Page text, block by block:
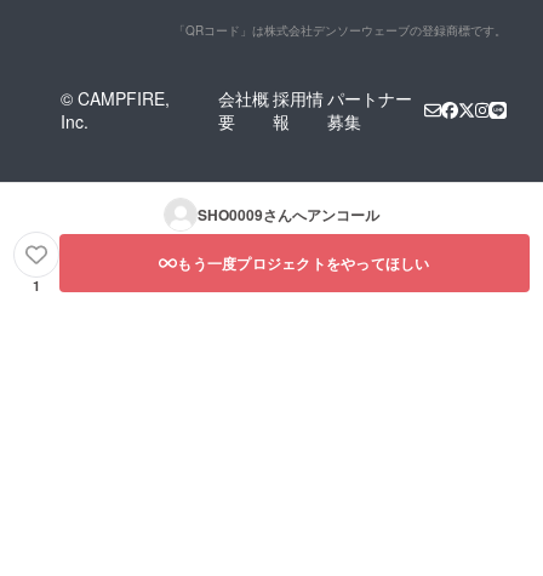
「QRコード」は株式会社デンソーウェーブの登録商標です。
© CAMPFIRE,
Inc.
会社概
要
採用情
報
パートナー
募集
SHO0009さんへアンコール
1
もう一度プロジェクトをやってほしい